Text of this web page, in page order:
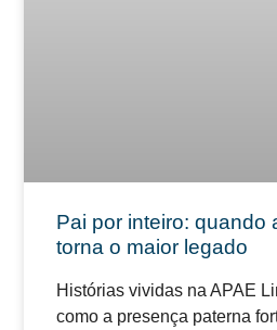
Pai por inteiro: quando
torna o maior legado
Histórias vividas na APAE
como a presença paterna